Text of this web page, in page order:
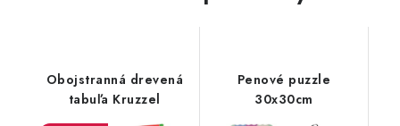
Obojstranná drevená
tabuľa Kruzzel
Penové puzzle
30x30cm